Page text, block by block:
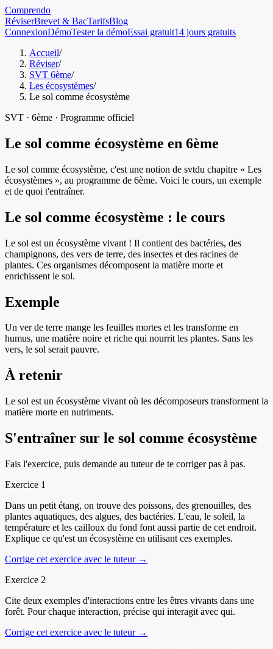
Comprendo
RéviserBrevet & BacTarifsBlog
ConnexionDémoTester la démoEssai gratuit14 jours gratuits
Accueil/
Réviser/
SVT 6ème/
Les écosystèmes/
Le sol comme écosystème
SVT · 6ème · Programme officiel
Le sol comme écosystème en 6ème
Le sol comme écosystème, c'est une notion de svtdu chapitre « Les
écosystèmes », au programme de 6ème. Voici le cours, un exemple
et de quoi t'entraîner.
Le sol comme écosystème : le cours
Le sol est un écosystème vivant ! Il contient des bactéries, des
champignons, des vers de terre, des insectes et des racines de
plantes. Ces organismes décomposent la matière morte et
enrichissent le sol.
Exemple
Un ver de terre mange les feuilles mortes et les transforme en
humus, une matière noire et riche qui nourrit les plantes. Sans les
vers, le sol serait pauvre.
À retenir
Le sol est un écosystème vivant où les décomposeurs transforment la
matière morte en nutriments.
S'entraîner sur le sol comme écosystème
Fais l'exercice, puis demande au tuteur de te corriger pas à pas.
Exercice 1
Dans un petit étang, on trouve des poissons, des grenouilles, des
plantes aquatiques, des algues, des bactéries. L'eau, le soleil, la
température et les cailloux du fond font aussi partie de cet endroit.
Explique ce qu'est un écosystème en utilisant ces exemples.
Corrige cet exercice avec le tuteur →
Exercice 2
Cite deux exemples d'interactions entre les êtres vivants dans une
forêt. Pour chaque interaction, précise qui interagit avec qui.
Corrige cet exercice avec le tuteur →